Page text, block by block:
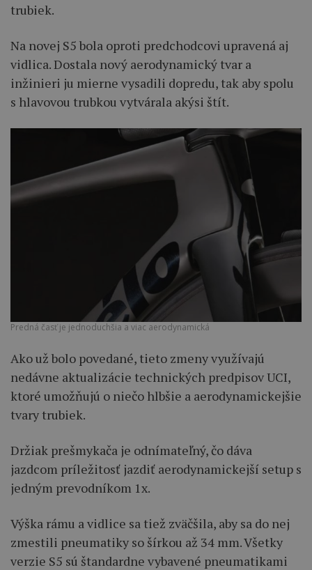
trubiek.
Na novej S5 bola oproti predchodcovi upravená aj
vidlica. Dostala nový aerodynamický tvar a
inžinieri ju mierne vysadili dopredu, tak aby spolu
s hlavovou trubkou vytvárala akýsi štít.
Predná časť je jednoduchšia a viac aerodynamická
Ako už bolo povedané, tieto zmeny využívajú
nedávne aktualizácie technických predpisov UCI,
ktoré umožňujú o niečo hlbšie a aerodynamickejšie
tvary trubiek.
Držiak prešmykača je odnímateľný, čo dáva
jazdcom príležitosť jazdiť aerodynamickejší setup s
jedným prevodníkom 1x.
Výška rámu a vidlice sa tiež zväčšila, aby sa do nej
zmestili pneumatiky so šírkou až 34 mm. Všetky
verzie S5 sú štandardne vybavené pneumatikami